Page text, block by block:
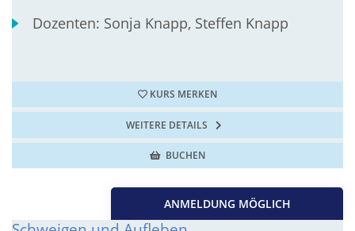
Dozenten: Sonja Knapp, Steffen Knapp
KURS MERKEN
WEITERE DETAILS
BUCHEN
ANMELDUNG MÖGLICH